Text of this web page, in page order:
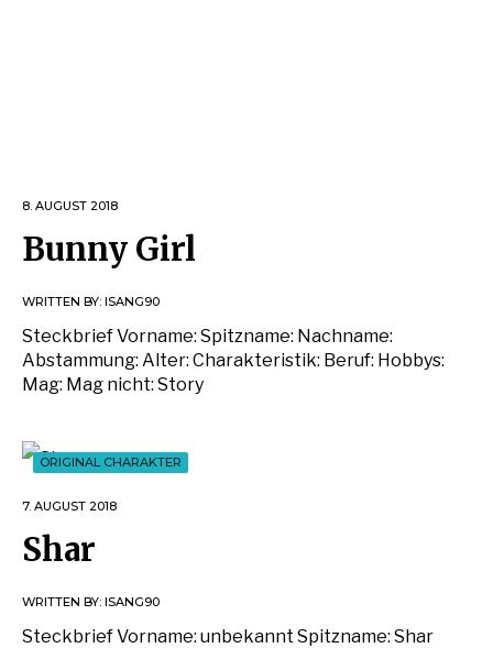
8. AUGUST 2018
Bunny Girl
WRITTEN BY: ISANG90
Steckbrief Vorname: Spitzname: Nachname:
Abstammung: Alter: Charakteristik: Beruf: Hobbys:
Mag: Mag nicht: Story
ORIGINAL CHARAKTER
7. AUGUST 2018
Shar
WRITTEN BY: ISANG90
Steckbrief Vorname: unbekannt Spitzname: Shar